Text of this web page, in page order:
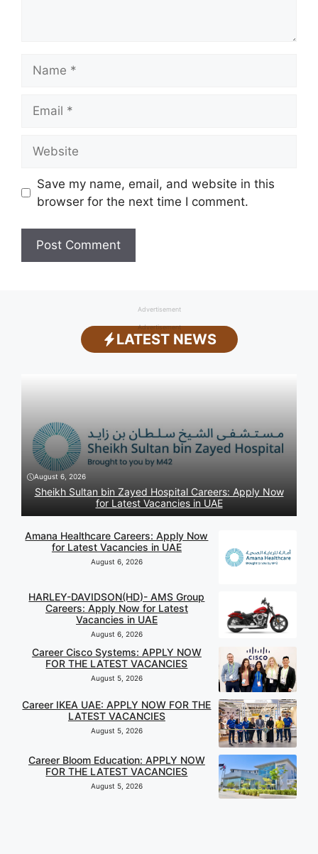
Save my name, email, and website in this
browser for the next time I comment.
Advertisement
Advertisement
LATEST NEWS
August 6, 2026
Sheikh Sultan bin Zayed Hospital Careers: Apply Now
for Latest Vacancies in UAE
Amana Healthcare Careers: Apply Now
for Latest Vacancies in UAE
August 6, 2026
HARLEY-DAVIDSON(HD)- AMS Group
Careers: Apply Now for Latest
Vacancies in UAE
August 6, 2026
Career Cisco Systems: APPLY NOW
FOR THE LATEST VACANCIES
August 5, 2026
Career IKEA UAE: APPLY NOW FOR THE
LATEST VACANCIES
August 5, 2026
Career Bloom Education: APPLY NOW
FOR THE LATEST VACANCIES
August 5, 2026